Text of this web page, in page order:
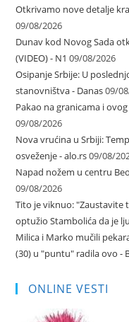
Otkrivamo nove detalje
09/08/2026
Dunav kod Novog Sada
(VIDEO) - N1 09/08/2026
Osipanje Srbije: U
stanovništva - Danas09/
Pakao na granicama i
09/08/2026
Nova vrućina u Srbiji:
osveženje - alo.rs09/08/
Napad nožem u centru
09/08/2026
Tito je viknuo: "Zaustavite
optužio Stambolića da je
Milica i Marko mučili
(30) u "puntu" radila ovo -
ONLINE VESTI